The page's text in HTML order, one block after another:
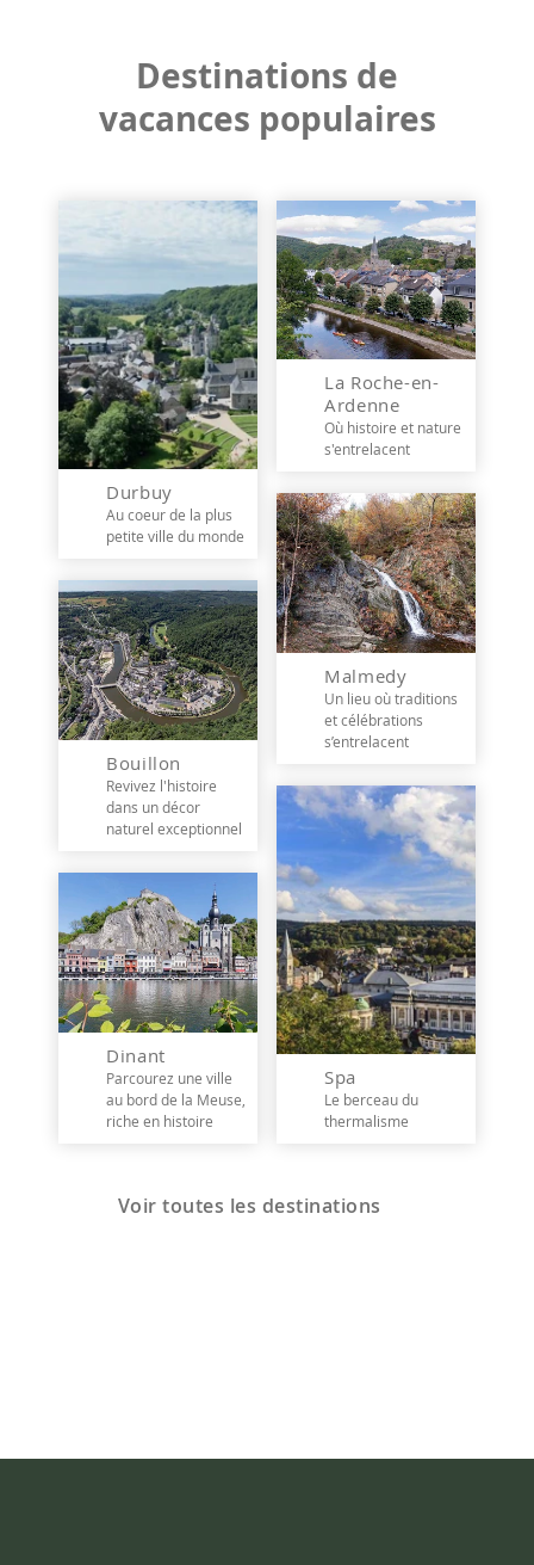
Destinations de
vacances populaires
Durbuy
Au coeur de la plus
petite ville du monde
Bouillon
Revivez l'histoire
dans un décor
naturel exceptionnel
Dinant
Parcourez une ville
au bord de la Meuse,
riche en histoire
La Roche-en-
Ardenne
Où histoire et nature
s'entrelacent
Malmedy
Un lieu où traditions
et célébrations
s’entrelacent
Spa
Le berceau du
thermalisme
Voir toutes les destinations